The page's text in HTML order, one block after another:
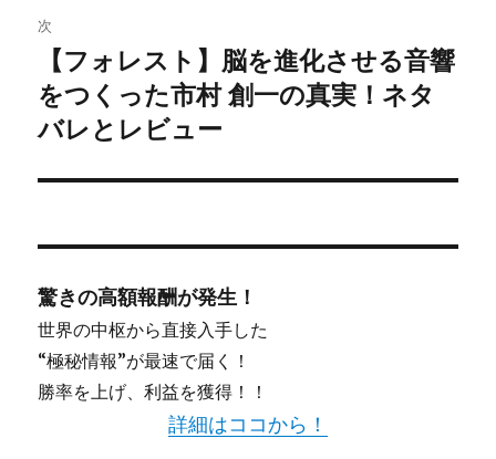
ゲ
ー
シ
稿:
次
の
投
【フォレスト】脳を進化させる音響
をつくった市村 創一の真実！ネタ
バレとレビュー
驚きの高額報酬が発生！
世界の中枢から直接入手した
“極秘情報”が最速で届く！
勝率を上げ、利益を獲得！！
詳細はココから！